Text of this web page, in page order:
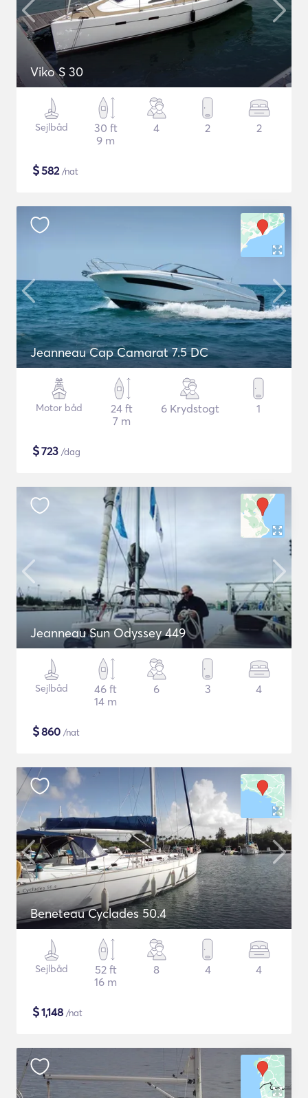
Viko S 30
Sejlbåd
30 ft
9 m
4 2 2
$582/nat
Jeanneau Cap Camarat 7.5 DC
Motor båd
24 ft
7 m
6 Krydstogt 1
$723 /dag
Jeanneau Sun Odyssey 449
Sejlbåd
46 ft
14 m
6 3 4
$860 /nat
Beneteau Cyclades 50.4
Sejlbåd
52 ft
16 m
8 4 4
$1,148 /nat